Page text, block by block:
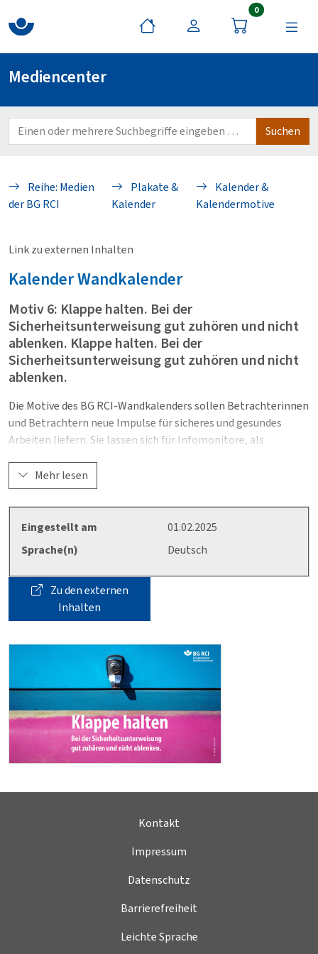
0Artikel im
Mediencenter
Reihe: Medien
der BG RCI
Plakate &
Kalender
Kalender &
Kalendermotive
Link zu externen Inhalten
KalenderWandkalender
Motiv 6: Klappe halten. Bei der
Sicherheitsunterweisung gut zuhören und nicht
ablenken. Klappe halten. Bei der
Sicherheitsunterweisung gut zuhören und nicht
ablenken.
Die Motive des BG RCI-Wandkalenders sollen Betrachterinnen
und Betrachtern neue Impulse für sicheres und gesundes
Arbeiten liefern. Sie lassen sich für Infomonitore, als
Präsentation nutzen – es gibt eine Fülle von
Anwendungsmöglichkeiten!
Kalendarium im Querformat
Mehr lesen
Eingestellt am
01.02.2025
Sprache(n)
Deutsch
Zu den externen
Inhalten
Kontakt
Impressum
Datenschutz
Barrierefreiheit
Leichte Sprache